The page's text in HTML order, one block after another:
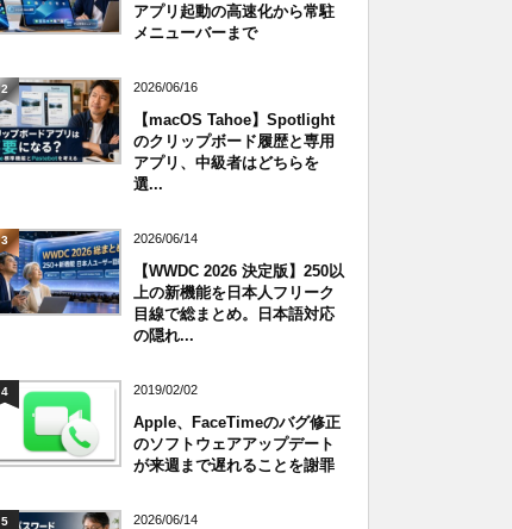
アプリ起動の高速化から常駐
メニューバーまで
2 2026/06/16
【macOS Tahoe】Spotlight
のクリップボード履歴と専用
アプリ、中級者はどちらを
選...
3 2026/06/14
【WWDC 2026 決定版】250以
上の新機能を日本人フリーク
目線で総まとめ。日本語対応
の隠れ...
4 2019/02/02
Apple、FaceTimeのバグ修正
のソフトウェアアップデート
が来週まで遅れることを謝罪
5 2026/06/14